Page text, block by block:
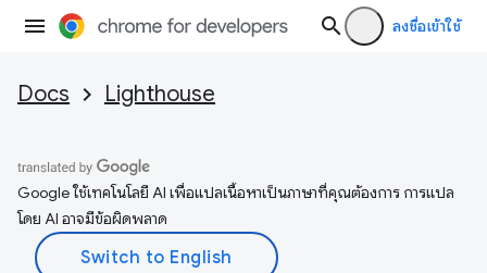
ลงชื่อเข้าใช้
Docs Lighthouse
Google ใช้เทคโนโลยี AI เพื่อแปลเนื้อหาเป็นภาษาที่คุณต้องการ การแปล
โดย AI อาจมีข้อผิดพลาด